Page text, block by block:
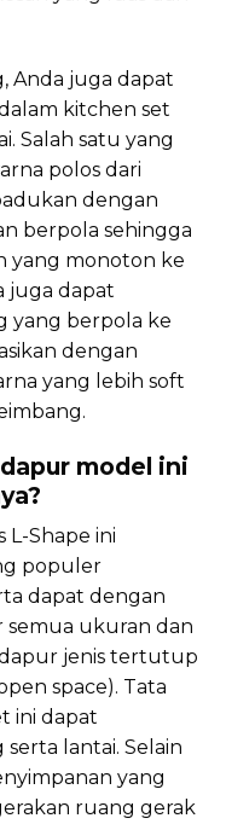
Anda juga dapat
kitchen set
Salah satu yang
polos dari
dengan
berpola sehingga
yang monoton ke
juga dapat
yang berpola ke
dengan
yang lebih soft
model ini
L-Shape ini
populer
dapat dengan
semua ukuran dan
jenis tertutup
space). Tata
ini dapat
lantai. Selain
yang
ruang gerak